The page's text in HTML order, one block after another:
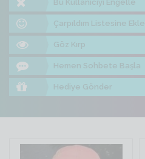
Bu Kullanıcıyı Engelle
Çarpıldım Listesine Ekle
Göz Kırp
Hemen Sohbete Başla
Hediye Gönder